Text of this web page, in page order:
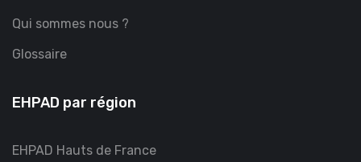
Qui sommes nous ?
Glossaire
EHPAD par région
EHPAD Hauts de France